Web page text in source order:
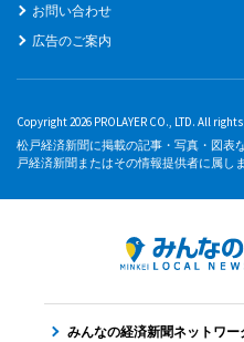
お問い合わせ
広告のご案内
Copyright 2026 PROLAYER CO., LTD. All
松戸経済新聞に掲載の記事・写真・図表
戸経済新聞またはその情報提供者に属しま
みんなの経済新聞ネットワー